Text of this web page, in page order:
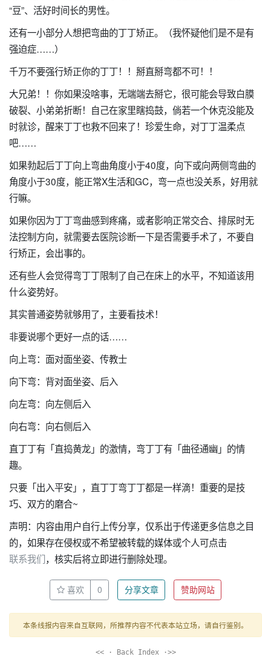
“豆”、活好时间长的男性。
还有一小部分人想把弯曲的丁丁矫正。（我怀疑他们是不是有
强迫症……）
千万不要强行矫正你的丁丁！！掰直掰弯都不可！！
大兄弟！！你如果没啥事，无端端去掰它，很可能会导致白膜
破裂、小弟弟折断！自己在家里瞎捣鼓，倘若一个休克没能及
时就诊，醒来丁丁也救不回来了！珍爱生命，对丁丁温柔点
吧……
如果勃起后丁丁向上弯曲角度小于40度，向下或向两侧弯曲的
角度小于30度，能正常X生活和GC，弯一点也没关系，好用就
行嘛。
如果你因为丁丁弯曲感到疼痛，或者影响正常交合、排尿时无
法控制方向，就需要去医院诊断一下是否需要手术了，不要自
行矫正，会出事的。
还有些人会觉得弯丁丁限制了自己在床上的水平，不知道该用
什么姿势好。
其实普通姿势就够用了，主要看技术！
非要说哪个更好一点的话……
向上弯：面对面坐姿、传教士
向下弯：背对面坐姿、后入
向左弯：向左侧后入
向右弯：向右侧后入
直丁丁有「直捣黄龙」的激情，弯丁丁有「曲径通幽」的情
趣。
只要「出入平安」，直丁丁弯丁丁都是一样滴！重要的是技
巧、双方的磨合~
声明：内容由用户自行上传分享，仅系出于传递更多信息之目
的，如果存在侵权或不希望被转载的媒体或个人可点击
联系我们，核实后将立即进行删除处理。
喜欢 0 分享文章 赞助网站
本条线报内容来自互联网，所推荐内容不代表本站立场，请自行鉴别。
<< · Back Index ·>>